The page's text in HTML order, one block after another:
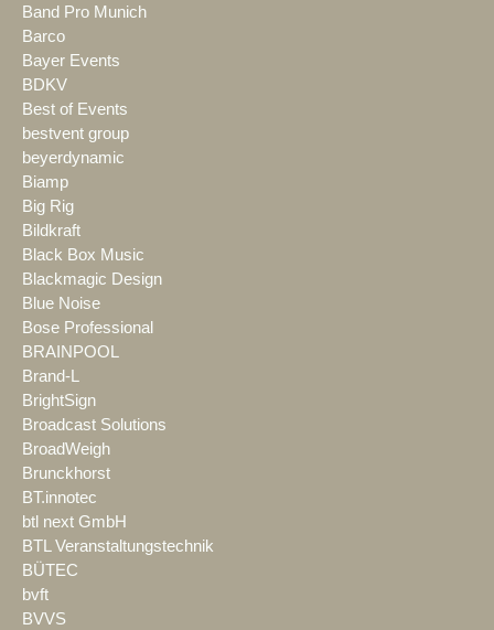
Band Pro Munich
Barco
Bayer Events
BDKV
Best of Events
bestvent group
beyerdynamic
Biamp
Big Rig
Bildkraft
Black Box Music
Blackmagic Design
Blue Noise
Bose Professional
BRAINPOOL
Brand-L
BrightSign
Broadcast Solutions
BroadWeigh
Brunckhorst
BT.innotec
btl next GmbH
BTL Veranstaltungstechnik
BÜTEC
bvft
BVVS